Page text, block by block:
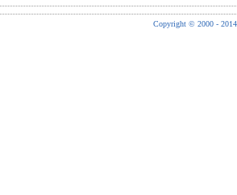
Copyright © 2000 -